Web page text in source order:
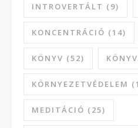
INTROVERTÁLT (9)
KONCENTRÁCIÓ (14)
KÖNYV (52)
KÖRNYEZETVÉDELEM
MEDITÁCIÓ (25)